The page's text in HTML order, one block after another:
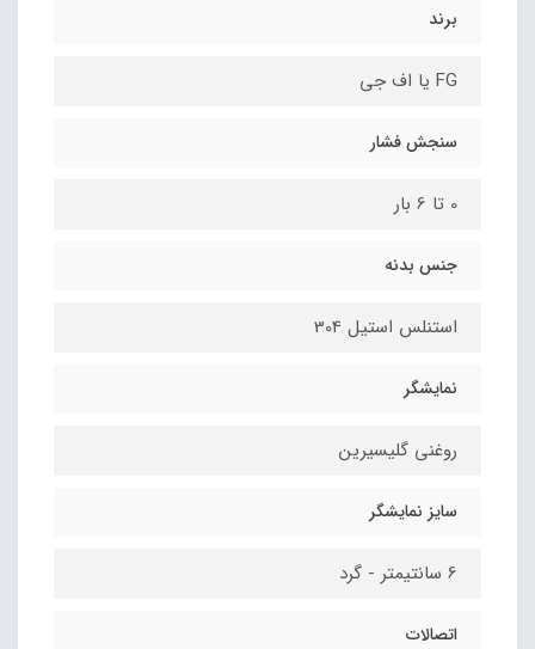
برند
FG یا اف جی
سنجش فشار
0 تا 6 بار
جنس بدنه
استنلس استیل 304
نمایشگر
روغنی گلیسیرین
سایز نمایشگر
6 سانتیمتر - گرد
اتصالات